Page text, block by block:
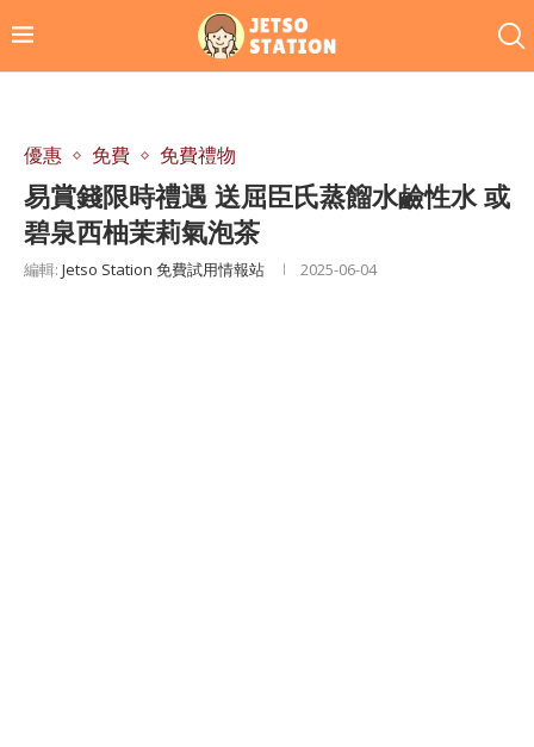
優惠 免費 免費禮物
易賞錢限時禮遇 送屈臣氏蒸餾水鹼性水 或
碧泉西柚茉莉氣泡茶
編輯: Jetso Station 免費試用情報站 2025-06-04